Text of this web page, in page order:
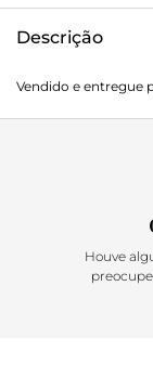
Descrição
valoriza
classe atemporal
Vendido e entregue
Houve